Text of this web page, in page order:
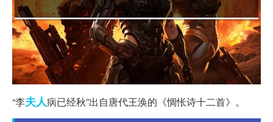
“李夫人病已经秋”出自唐代王涣的《惆怅诗十二首》。